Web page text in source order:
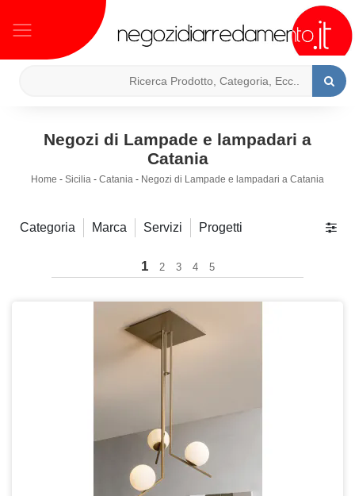
Negozi di Lampade e lampadari a
Catania
Home - Sicilia - Catania - Negozi di Lampade e lampadari a Catania
Categoria Marca Servizi Progetti
1 2 3 4 5